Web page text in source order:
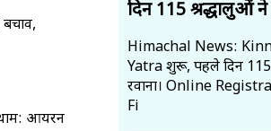
आयरन
दिन 115 श्रद्धालुओं
Himachal News:
Yatra शुरू, पहले दिन 115
रवाना। Online
Fi